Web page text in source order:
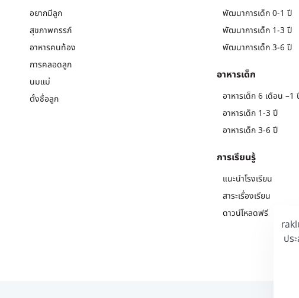
ปร
อยากมีลูก
สุขภาพครรภ์
อาหารคนท้อง
การคลอดลูก
นมแม่
ตั้งชื่อลูก
พัฒนาการเด็ก 0-1 ปี
พัฒนาการเด็ก 1-3 ปี
พัฒนาการเด็ก 3-6 ปี
อาหารเด็ก
อาหารเด็ก 6 เดือน –1
อาหารเด็ก 1-3 ปี
อาหารเด็ก 3-6 ปี
การเรียนรู้
แนะนำโรงเรียน
สาระเรื่องเรียน
ดาวน์โหลดฟรี